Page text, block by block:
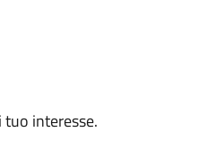
interesse.